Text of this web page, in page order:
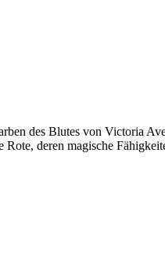
des Blutes von Victoria
deren magische